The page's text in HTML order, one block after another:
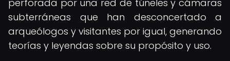
perforada por una red de túneles y cámaras
subterráneas que han desconcertado a
arqueólogos y visitantes por igual, generando
teorías y leyendas sobre su propósito y uso.